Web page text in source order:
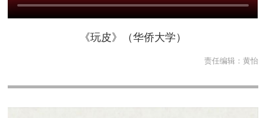
《玩皮》（华侨大学）
责任编辑： 黄怡